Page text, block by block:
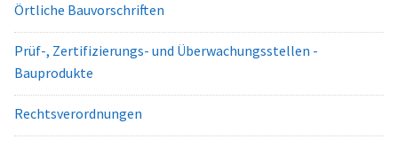
Örtliche Bauvorschriften
Prüf-, Zertifizierungs- und Überwachungsstellen -
Bauprodukte
Rechtsverordnungen